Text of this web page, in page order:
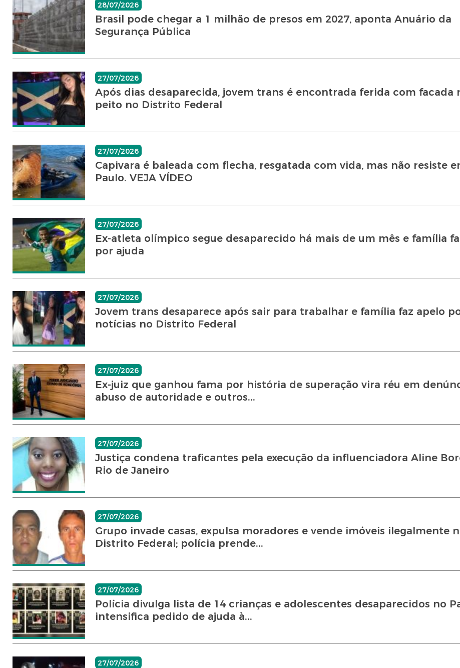
28/07/2026
Brasil pode chegar a 1 milhão de presos em 2027, aponta Anuário da
Segurança Pública
27/07/2026
Após dias desaparecida, jovem trans é encontrada ferida com facada
peito no Distrito Federal
27/07/2026
Capivara é baleada com flecha, resgatada com vida, mas não resiste
Paulo. VEJA VÍDEO
27/07/2026
Ex-atleta olímpico segue desaparecido há mais de um mês e família
por ajuda
27/07/2026
Jovem trans desaparece após sair para trabalhar e família faz apelo
notícias no Distrito Federal
27/07/2026
Ex-juiz que ganhou fama por história de superação vira réu em
abuso de autoridade e outros...
27/07/2026
Justiça condena traficantes pela execução da influenciadora Aline
Rio de Janeiro
27/07/2026
Grupo invade casas, expulsa moradores e vende imóveis ilegalmente
Distrito Federal; polícia prende...
27/07/2026
Polícia divulga lista de 14 crianças e adolescentes desaparecidos no
intensifica pedido de ajuda à...
27/07/2026